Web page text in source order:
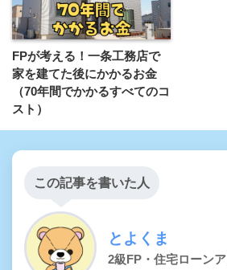
FPが考える！一条工務店で
家を建てた後にかかるお金
（70年間でかかるすべてのコ
スト）
この記事を書いた人
とよくま
2級FP・住宅ローン